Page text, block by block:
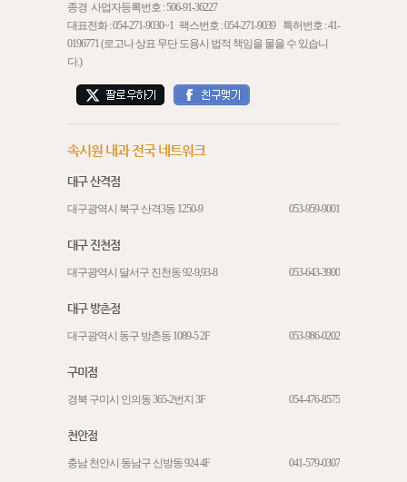
종경 사업자등록번호 : 506-91-36227
대표전화 :054-271-9030~1 팩스번호 : 054-271-9039 특허번호 : 41-
0196771 (로고나 상표 무단 도용시 법적 책임을 물을 수 있습니
다.)
속시원 내과 전국 네트워크
대구 산격점
대구광역시 북구 산격3동 1250-9 053-959-9001
대구 진천점
대구광역시 달서구 진천동 92-9,93-8 053-643-3900
대구 방촌점
대구광역시 동구 방촌동 1089-5 2F 053-986-0202
구미점
경북 구미시 인의동 365-2번지 3F 054-476-8575
천안점
충남 천안시 동남구 신방동 924 4F 041-579-0307